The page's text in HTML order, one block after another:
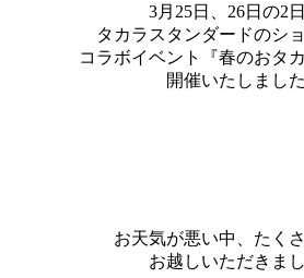
3月25日、26日の2日
タカラスタンダードのシ
コラボイベント『春のおタ
開催いたしました
お天気が悪い中、たく
お越しいただきまし